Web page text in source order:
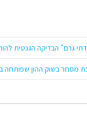
גרם" הבדיקה הגנטית
בשוק ההון שפותחה במשך